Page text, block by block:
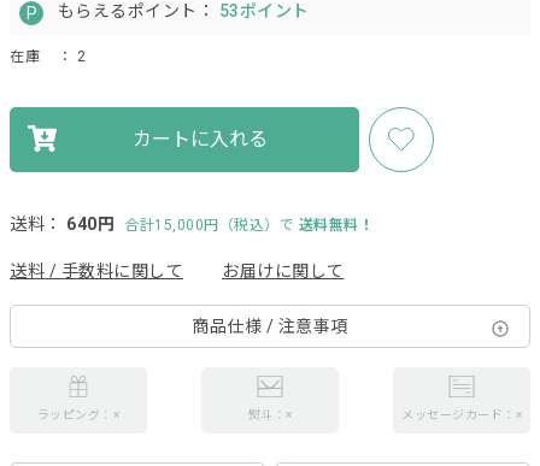
もらえるポイント： 53ポイント
在庫 ： 2
カートに入れる
送料： 640円 合計15,000円（税込）で 送料無料！
送料 / 手数料に関して お届けに関して
商品仕様 / 注意事項
ラッピング：× 熨斗：× メッセージカード：×